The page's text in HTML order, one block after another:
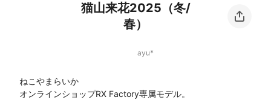
猫山来花2025（冬/
春）
ayu*
ねこやまらいか
オンラインショップRX Factory専属モデル。